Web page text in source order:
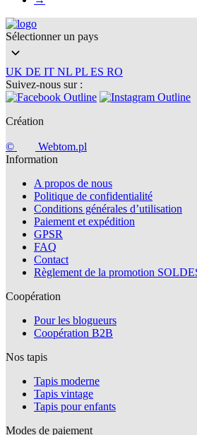
Sélectionner un pays
UK DE IT NL PL ES RO
Suivez-nous sur :
Création
©
Webtom.pl
Information
A propos de nous
Politique de confidentialité
Conditions générales d’utilisation
Paiement et expédition
GPSR
FAQ
Contact
Règlement de la promotion
Coopération
Pour les blogueurs
Coopération B2B
Nos tapis
Tapis moderne
Tapis vintage
Tapis pour enfants
Modes de paiement